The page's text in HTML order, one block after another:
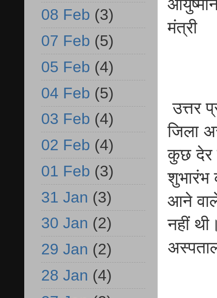
मंत्री
उत्तर
जिला
कुछ देर
शुभारंभ
आने
नहीं
08 Feb (3)
07 Feb (5)
05 Feb (4)
04 Feb (5)
03 Feb (4)
02 Feb (4)
01 Feb (3)
31 Jan (3)
30 Jan (2)
29 Jan (2)
28 Jan (4)